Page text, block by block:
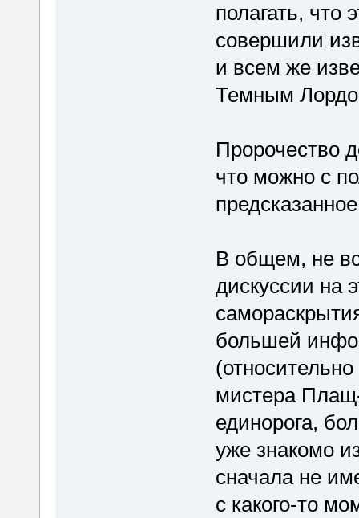
полагать, что
совершили
и всем же
Темным
Пророчество
что можно с
В общем, не
дискуссии на
большей
мистера
единорога,
уже знакомо
сначала не
с какого-то